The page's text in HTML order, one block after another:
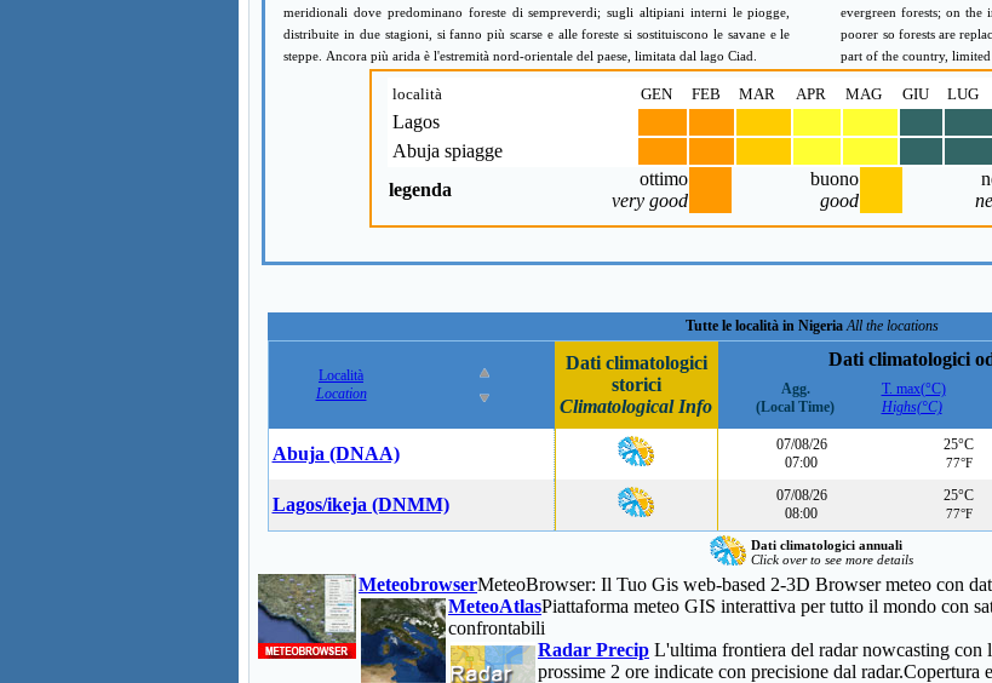
meridionali dove predominano foreste di sempreverdi; sugli altipiani interni le piogge,
distribuite in due stagioni, si fanno più scarse e alle foreste si sostituiscono le savane e le
steppe. Ancora più arida è l'estremità nord-orientale del paese, limitata dal lago Ciad.
evergreen forests; on the
poorer so forests are
part of the country, limited
località GEN FEB MAR APR MAG GIU LUG
Lagos
Abuja spiagge
legenda
ottimo
very good
buono
good
Tutte le località in NigeriaAll the locations
Località
Location
Dati climatologici
storici
Climatological Info
Dati climatologici
Agg.
(Local Time)
T. max(°C)
Highs(°C)
Abuja (DNAA)
07/08/26
07:00
25°C
77°F
Lagos/ikeja (DNMM)
07/08/26
08:00
25°C
77°F
Dati climatologici annuali
Click over to see more details
MeteobrowserMeteoBrowser: Il Tuo Gis web-based 2-3D Browsermeteo con
MeteoAtlasPiattaforma meteo GIS interattiva per tutto il mondo con
confrontabili
Radar Precip L'ultima frontiera del radar nowcasting con
prossime 2 ore indicate con precisione dal radar.Copertura